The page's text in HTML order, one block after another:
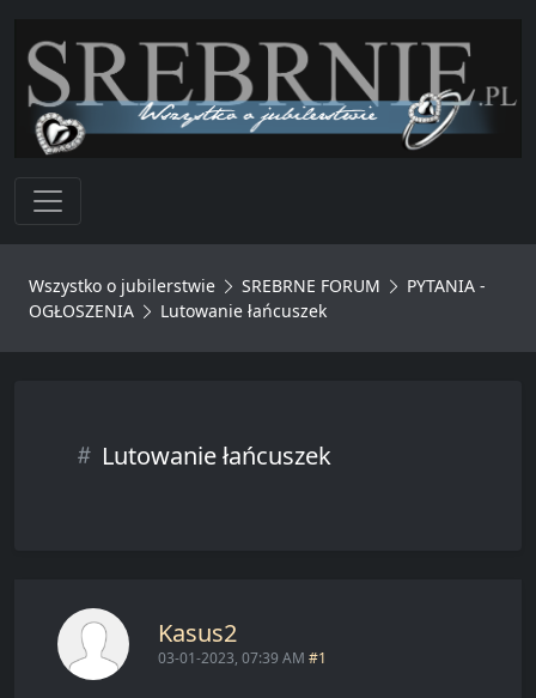
Toggle navigation
Wszystko o jubilerstwie SREBRNE FORUM
PYTANIA -
OGŁOSZENIA
Lutowanie łańcuszek
Lutowanie łańcuszek
Kasus2
03-01-2023, 07:39 AM #1